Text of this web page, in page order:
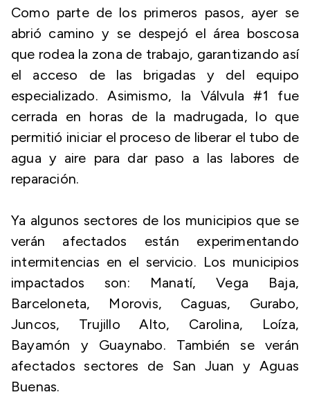
Como parte de los primeros pasos, ayer se
abrió camino y se despejó el área boscosa
que rodea la zona de trabajo, garantizando así
el acceso de las brigadas y del equipo
especializado. Asimismo, la Válvula #1 fue
cerrada en horas de la madrugada, lo que
permitió iniciar el proceso de liberar el tubo de
agua y aire para dar paso a las labores de
reparación.
Ya algunos sectores de los municipios que se
verán afectados están experimentando
intermitencias en el servicio. Los municipios
impactados son: Manatí, Vega Baja,
Barceloneta, Morovis, Caguas, Gurabo,
Juncos, Trujillo Alto, Carolina, Loíza,
Bayamón y Guaynabo. También se verán
afectados sectores de San Juan y Aguas
Buenas.